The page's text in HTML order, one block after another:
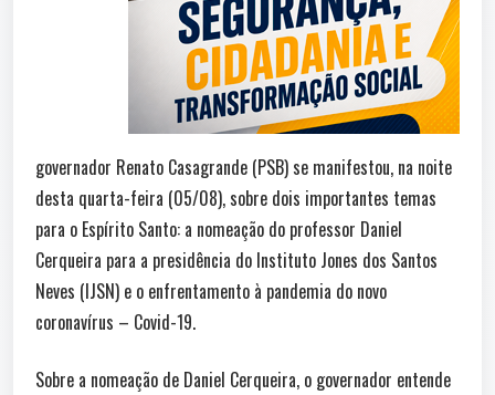
governador Renato Casagrande (PSB) se manifestou, na noite
desta quarta-feira (05/08), sobre dois importantes temas
para o Espírito Santo: a nomeação do professor Daniel
Cerqueira para a presidência do Instituto Jones dos Santos
Neves (IJSN) e o enfrentamento à pandemia do novo
coronavírus – Covid-19.
Sobre a nomeação de Daniel Cerqueira, o governador entende